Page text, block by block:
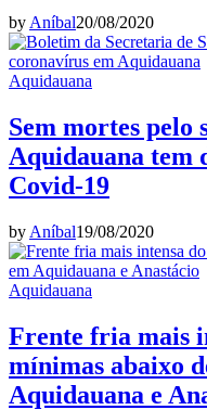
by Aníbal20/08/2020
Aquidauana
Sem mortes pelo
Aquidauana tem
Covid-19
by Aníbal19/08/2020
Aquidauana
Frente fria mais
mínimas abaixo
Aquidauana e